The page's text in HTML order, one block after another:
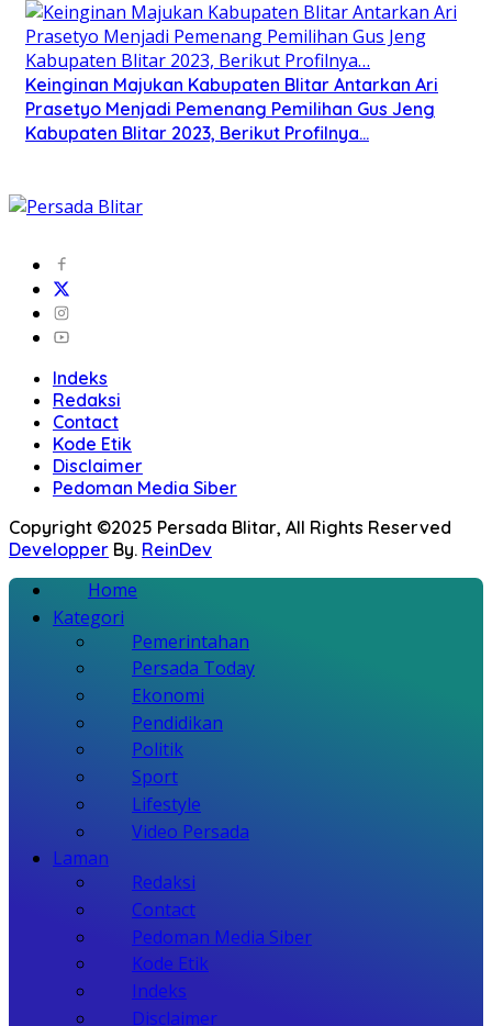
Keinginan Majukan Kabupaten Blitar Antarkan Ari
Prasetyo Menjadi Pemenang Pemilihan Gus Jeng
Kabupaten Blitar 2023, Berikut Profilnya…
Indeks
Redaksi
Contact
Kode Etik
Disclaimer
Pedoman Media Siber
Copyright ©2025 Persada Blitar, All Rights Reserved
Developper By. ReinDev
Home
Kategori
Pemerintahan
Persada Today
Ekonomi
Pendidikan
Politik
Sport
Lifestyle
Video Persada
Laman
Redaksi
Contact
Pedoman Media Siber
Kode Etik
Indeks
Disclaimer